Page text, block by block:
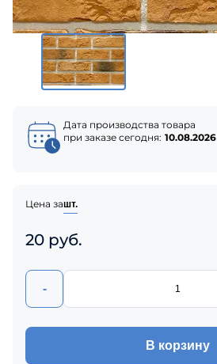
Дата производства товара
при заказе сегодня: 10.08.2026
Цена зашт.
20 руб.
-
В корзину